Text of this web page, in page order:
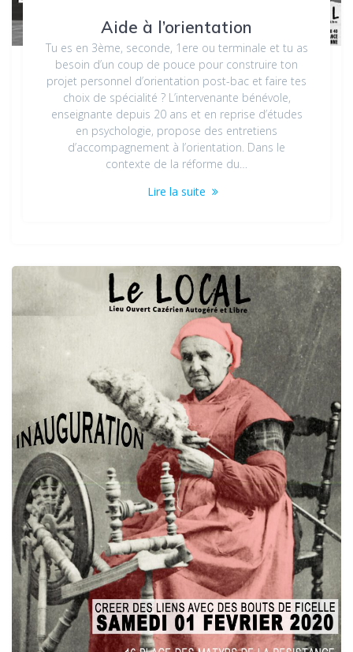
Aide à l’orientation
Tu es en 3ème, seconde, 1ere ou terminale et tu as
besoin d’un coup de pouce pour construire ton
projet personnel d’orientation post-bac et faire tes
choix de spécialité ? L’intervenante bénévole,
enseignante depuis 20 ans et en reprise d’études
en psychologie, propose des entretiens
d’accompagnement à l’orientation. Dans le
contexte de la réforme du…
Lire la suite